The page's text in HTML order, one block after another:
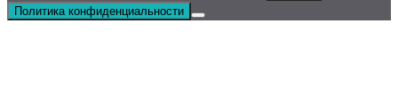
Политика конфиденциальности